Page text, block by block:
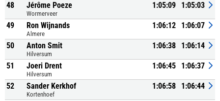
48 Jérôme Poeze
Wormerveer
1:05:09 1:05:03
49 Ron Wijnands
Almere
1:06:12 1:06:07
50 Anton Smit
Hilversum
1:06:38 1:06:14
51 Joeri Drent
Hilversum
1:06:45 1:06:37
52 Sander Kerkhof
Kortenhoef
1:06:58 1:06:44